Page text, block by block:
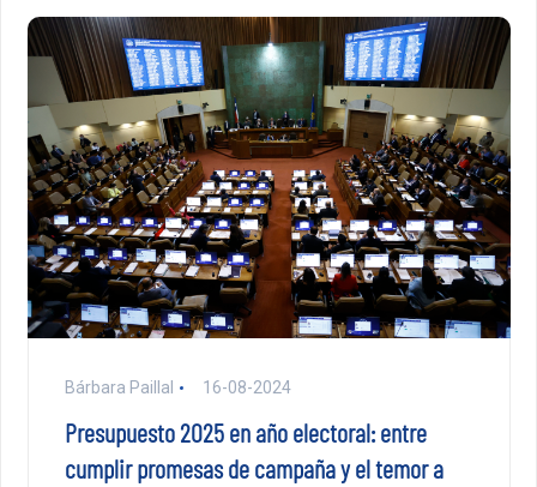
Bárbara Paillal 16-08-2024
Presupuesto 2025 en año electoral: entre
cumplir promesas de campaña y el temor a